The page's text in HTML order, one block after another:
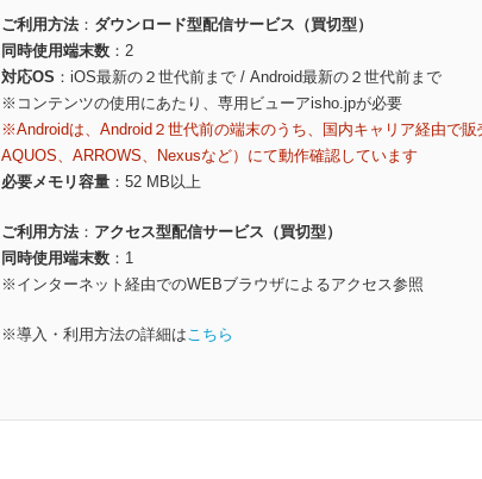
ご利用方法
ダウンロード型配信サービス（買切型）
同時使用端末数
2
対応OS
iOS最新の２世代前まで / Android最新の２世代前まで
※コンテンツの使用にあたり、専用ビューアisho.jpが必要
※Androidは、Android２世代前の端末のうち、国内キャリア経由で
AQUOS、ARROWS、Nexusなど）にて動作確認しています
必要メモリ容量
52 MB以上
ご利用方法
アクセス型配信サービス（買切型）
同時使用端末数
1
※インターネット経由でのWEBブラウザによるアクセス参照
※導入・利用方法の詳細はこちら